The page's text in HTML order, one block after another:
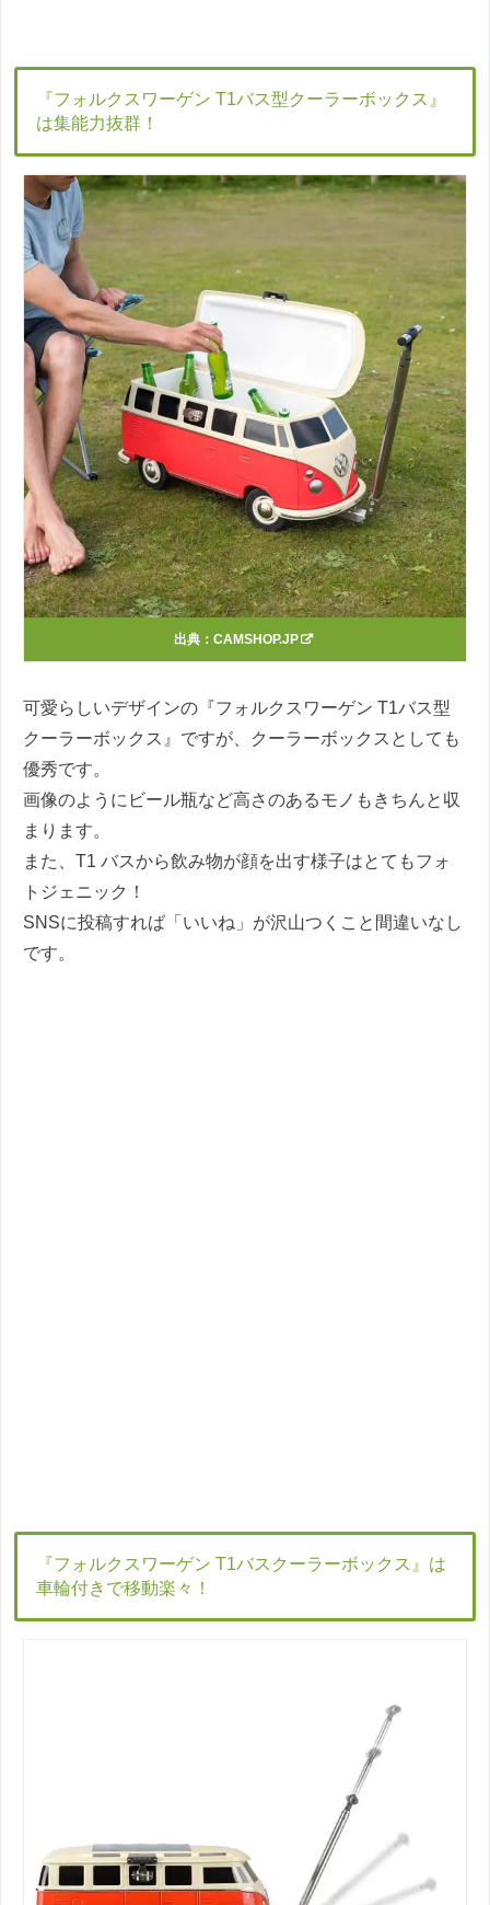
『フォルクスワーゲン T1バス型クーラーボックス』
は集能力抜群！
出典： CAMSHOP.JP
可愛らしいデザインの『フォルクスワーゲン T1バス型
クーラーボックス』ですが、クーラーボックスとしても
優秀です。
画像のようにビール瓶など高さのあるモノもきちんと収
まります。
また、T1 バスから飲み物が顔を出す様子はとてもフォ
トジェニック！
SNSに投稿すれば「いいね」が沢山つくこと間違いなし
です。
『フォルクスワーゲン T1バスクーラーボックス』は
車輪付きで移動楽々！